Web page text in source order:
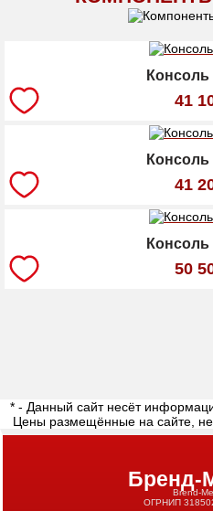
Консоль
41
Консоль
41
Консоль
50
* - Данный сайт несёт
Цены размещённые на сайте,
Бренд-
Brend-
ОГРНИП